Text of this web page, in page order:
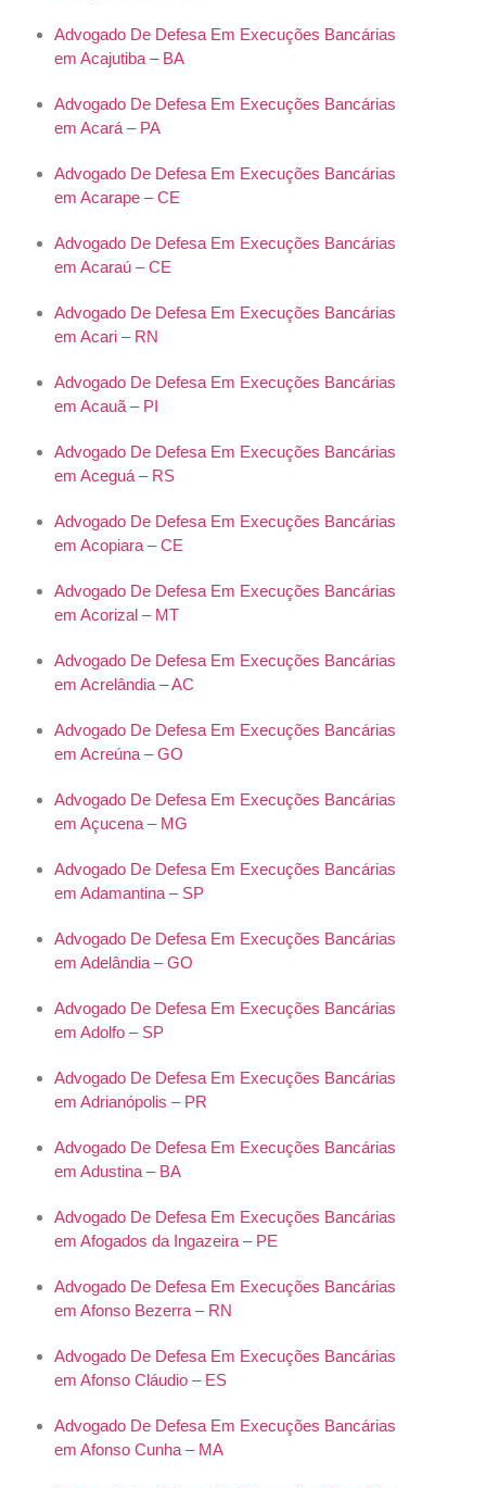
Advogado De Defesa Em Execuções Bancárias
em Acajutiba – BA
Advogado De Defesa Em Execuções Bancárias
em Acará – PA
Advogado De Defesa Em Execuções Bancárias
em Acarape – CE
Advogado De Defesa Em Execuções Bancárias
em Acaraú – CE
Advogado De Defesa Em Execuções Bancárias
em Acari – RN
Advogado De Defesa Em Execuções Bancárias
em Acauã – PI
Advogado De Defesa Em Execuções Bancárias
em Aceguá – RS
Advogado De Defesa Em Execuções Bancárias
em Acopiara – CE
Advogado De Defesa Em Execuções Bancárias
em Acorizal – MT
Advogado De Defesa Em Execuções Bancárias
em Acrelândia – AC
Advogado De Defesa Em Execuções Bancárias
em Acreúna – GO
Advogado De Defesa Em Execuções Bancárias
em Açucena – MG
Advogado De Defesa Em Execuções Bancárias
em Adamantina – SP
Advogado De Defesa Em Execuções Bancárias
em Adelândia – GO
Advogado De Defesa Em Execuções Bancárias
em Adolfo – SP
Advogado De Defesa Em Execuções Bancárias
em Adrianópolis – PR
Advogado De Defesa Em Execuções Bancárias
em Adustina – BA
Advogado De Defesa Em Execuções Bancárias
em Afogados da Ingazeira – PE
Advogado De Defesa Em Execuções Bancárias
em Afonso Bezerra – RN
Advogado De Defesa Em Execuções Bancárias
em Afonso Cláudio – ES
Advogado De Defesa Em Execuções Bancárias
em Afonso Cunha – MA